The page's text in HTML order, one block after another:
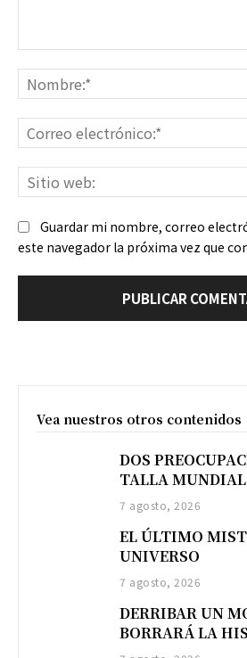
Guardar mi nombre, correo
este navegador la próxima vez que
Vea nuestros otros contenidos
DOS
TALLA MUNDIAL
7 agosto, 2026
EL ÚLTIMO
UNIVERSO
7 agosto, 2026
DERRIBAR UN
BORRARÁ LA